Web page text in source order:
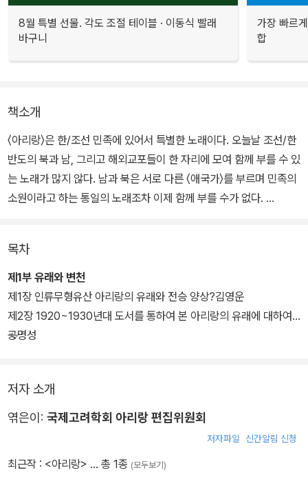
8월 특별 선물. 각도 조절 테이블 · 이동식 빨래
바구니
가장 빠르
합
책소개
〈아리랑〉은 한/조선 민족에 있어서 특별한 노래이다. 오늘날 조선/한
반도의 북과 남, 그리고 해외교포들이 한 자리에 모여 함께 부를 수 있
는 노래가 많지 않다. 남과 북은 서로 다른 〈애국가〉를 부르며 민족의
소원이라고 하는 통일의 노래조차 이제 함께 부를 수가 없다.
들이 ‘하나’임을 확인하는 행위가 될 수 없다. 그럴 때 사람들은 기꺼
이 또는 하는 수 없이 〈아리랑〉을 부른다. ‘왜 〈아리랑〉이며 왜 아리랑
이어야 하느냐.’ 이것이 답하지 않으면 안 될 소박한 질문이다.
목차
제1부 유래와 변천
제1장 인류무형유산 아리랑의 유래와 전승 양상?김영운
제2장 1920~1930년대 도서를 통하여 본 아리랑의 유래에 대하여?
공명성
저자 소개
엮은이: 국제고려학회 아리랑 편집위원회
저자파일 신간알림 신청
최근작 : <아리랑> … 총 1종 (모두보기)